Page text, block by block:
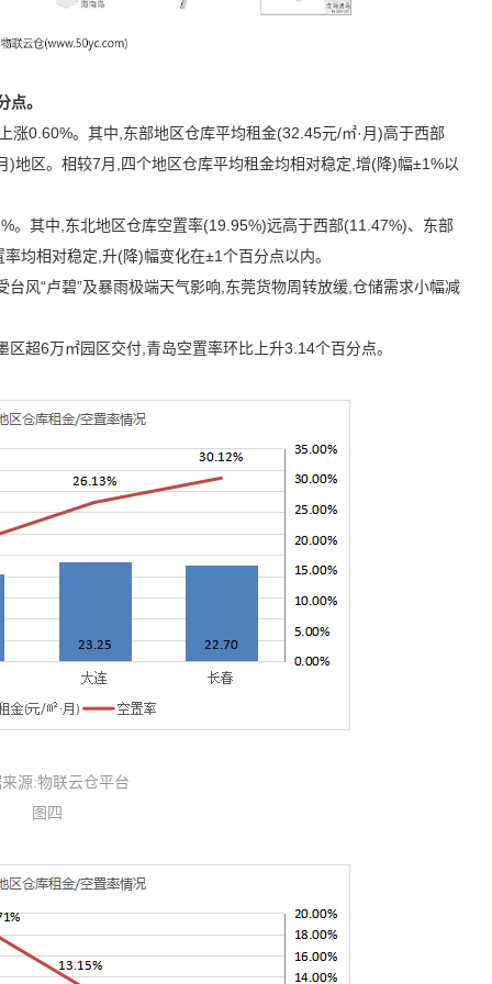
点。
涨0.60%。其中,东部地区仓库平均租金(32.45元/㎡·月)高于西部
)地区。相较7月,四个地区仓库平均租金均相对稳定,增(降)幅±1%以
。其中,东北地区仓库空置率(19.95%)远高于西部(11.47%)、东部
均相对稳定,升(降)幅变化在±1个百分点以内。
风“卢碧”及暴雨极端天气影响,东莞货物周转放缓,仓储需求小幅减
区超6万㎡园区交付,青岛空置率环比上升3.14个百分点。
源:物联云仓平台
图四